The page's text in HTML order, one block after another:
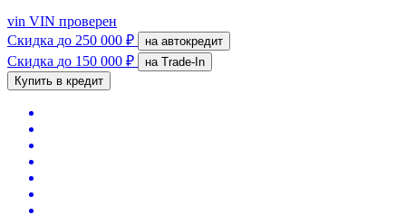
vin VIN проверен
Скидка до 250 000 ₽ на автокредит
Скидка до 150 000 ₽
на Trade-In
Купить в кредит